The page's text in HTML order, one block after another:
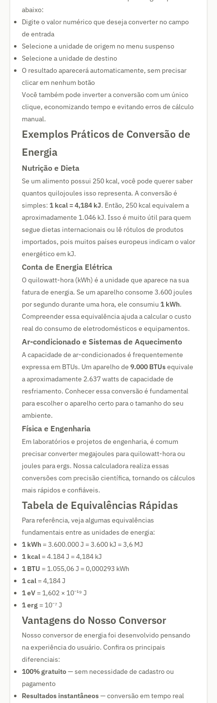
abaixo:
Digite o valor numérico que deseja converter no campo
de entrada
Selecione a unidade de origem no menu suspenso
Selecione a unidade de destino
O resultado aparecerá automaticamente, sem precisar
clicar em nenhum botão
Você também pode inverter a conversão com um único
clique, economizando tempo e evitando erros de cálculo
manual.
Exemplos Práticos de Conversão de
Energia
Nutrição e Dieta
Se um alimento possui 250 kcal, você pode querer saber
quantos quilojoules isso representa. A conversão é
simples: 1 kcal = 4,184 kJ. Então, 250 kcal equivalem a
aproximadamente 1.046 kJ. Isso é muito útil para quem
segue dietas internacionais ou lê rótulos de produtos
importados, pois muitos países europeus indicam o valor
energético em kJ.
Conta de Energia Elétrica
O quilowatt-hora (kWh) é a unidade que aparece na sua
fatura de energia. Se um aparelho consome 3.600 joules
por segundo durante uma hora, ele consumiu 1 kWh.
Compreender essa equivalência ajuda a calcular o custo
real do consumo de eletrodomésticos e equipamentos.
Ar-condicionado e Sistemas de Aquecimento
A capacidade de ar-condicionados é frequentemente
expressa em BTUs. Um aparelho de 9.000 BTUsequivale
a aproximadamente 2.637 watts de capacidade de
resfriamento. Conhecer essa conversão é fundamental
para escolher o aparelho certo para o tamanho do seu
ambiente.
Física e Engenharia
Em laboratórios e projetos de engenharia, é comum
precisar converter megajoules para quilowatt-hora ou
joules para ergs. Nossa calculadora realiza essas
conversões com precisão científica, tornando os cálculos
mais rápidos e confiáveis.
Tabela de Equivalências Rápidas
Para referência, veja algumas equivalências
fundamentais entre as unidades de energia:
1 kWh = 3.600.000 J = 3.600 kJ = 3,6 MJ
1 kcal = 4.184 J = 4,184 kJ
1 BTU = 1.055,06 J = 0,000293 kWh
1 cal = 4,184 J
1 eV = 1,602 × 10⁻¹⁹ J
1 erg = 10⁻⁷ J
Vantagens do Nosso Conversor
Nosso conversor de energia foi desenvolvido pensando
na experiência do usuário. Confira os principais
diferenciais:
100% gratuito— sem necessidade de cadastro ou
pagamento
Resultados instantâneos— conversão em tempo real